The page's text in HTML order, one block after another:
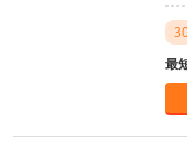
最